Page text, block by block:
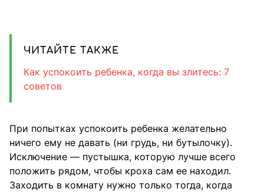
ЧИТАЙТЕ ТАКЖЕ
Как успокоить ребенка, когда вы злитесь: 7
советов
При попытках успокоить ребенка желательно
ничего ему не давать (ни грудь, ни бутылочку).
Исключение — пустышка, которую лучше всего
положить рядом, чтобы кроха сам ее находил.
Заходить в комнату нужно только тогда, когда